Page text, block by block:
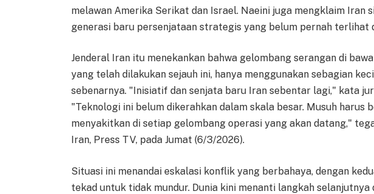
melawan Amerika Serikat dan Israel. Naeini juga mengklaim Iran
generasi baru persenjataan strategis yang belum pernah terlihat
Jenderal Iran itu menekankan bahwa gelombang serangan di
yang telah dilakukan sejauh ini, hanya menggunakan sebagian
sebenarnya. "Inisiatif dan senjata baru Iran sebentar lagi," kata
"Teknologi ini belum dikerahkan dalam skala besar. Musuh harus
menyakitkan di setiap gelombang operasi yang akan datang,"
Iran, Press TV, pada Jumat (6/3/2026).
Situasi ini menandai eskalasi konflik yang berbahaya, dengan
tekad untuk tidak mundur. Dunia kini menanti langkah selanjutnya